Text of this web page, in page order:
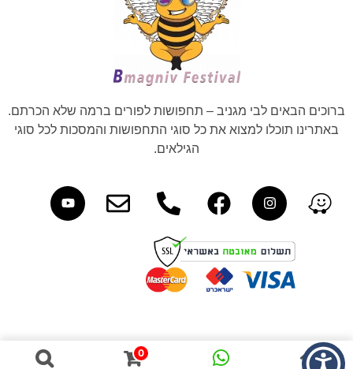
ברוכים הבאים לבי מגניב – תחפושות לפורים ברמה שלא הכרתם.
באתרינו תוכלו למצוא את כל סוגי התחפושות והמסכות לכל סוגי
הגילאים.
0